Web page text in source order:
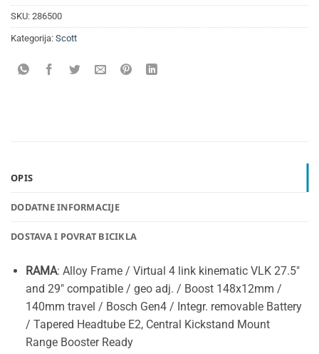
SKU: 286500
Kategorija: Scott
OPIS
DODATNE INFORMACIJE
DOSTAVA I POVRAT BICIKLA
RAMA: Alloy Frame / Virtual 4 link kinematic VLK 27.5″
and 29″ compatible / geo adj. / Boost 148x12mm /
140mm travel / Bosch Gen4 / Integr. removable Battery
/ Tapered Headtube E2, Central Kickstand Mount
Range Booster Ready